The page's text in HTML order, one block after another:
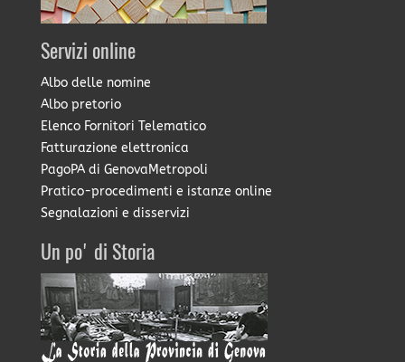
Servizi online
Albo delle nomine
Albo pretorio
Elenco Fornitori Telematico
Fatturazione elettronica
PagoPA di GenovaMetropoli
Pratico-procedimenti e istanze online
Segnalazioni e disservizi
Un po' di Storia